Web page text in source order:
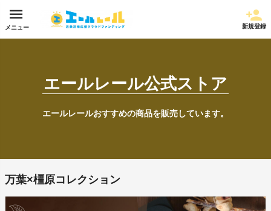
メニュー 新規登録
エールレール公式ストア
エールレールおすすめの商品を販売しています。
万葉×橿原コレクション